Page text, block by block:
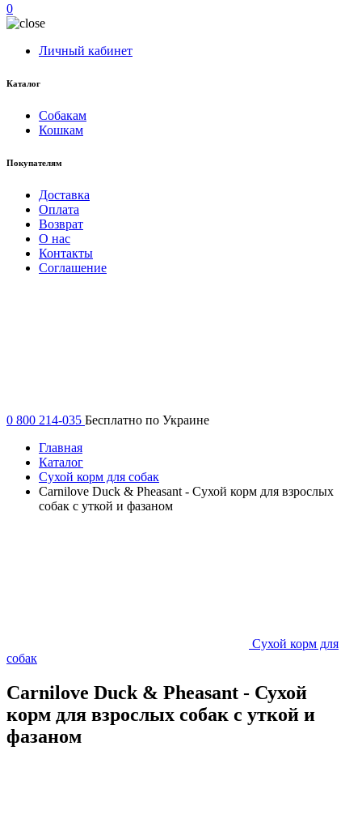
0
Личный кабинет
Каталог
Собакам
Кошкам
Покупателям
Доставка
Оплата
Возврат
О нас
Контакты
Соглашение
0 800 214-035 Бесплатно по Украине
Главная
Каталог
Сухой корм для собак
Carnilove Duck & Pheasant - Сухой корм для взрослых
собак с уткой и фазаном
Сухой корм для
собак
Carnilove Duck & Pheasant - Сухой
корм для взрослых собак с уткой и
фазаном